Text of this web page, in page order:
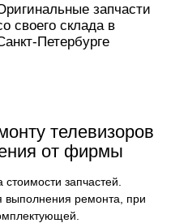
запчасти
своего склада в
Петербурге
телевизоров
от фирмы
запчастей.
выполнения ремонта, при